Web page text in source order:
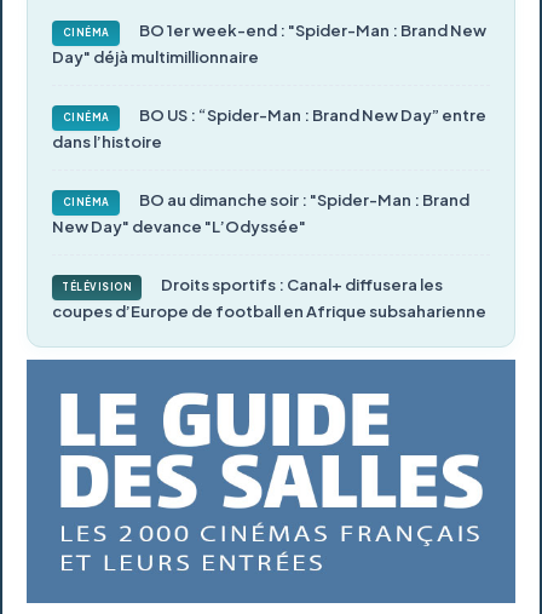
CINÉMA
BO 1er week-end : "Spider-Man : Brand New
Day" déjà multimillionnaire
CINÉMA
BO US : “Spider-Man : Brand New Day” entre
dans l’histoire
CINÉMA
BO au dimanche soir : "Spider-Man : Brand
New Day" devance "L’Odyssée"
TÉLÉVISION
Droits sportifs : Canal+ diffusera les
coupes d’Europe de football en Afrique subsaharienne